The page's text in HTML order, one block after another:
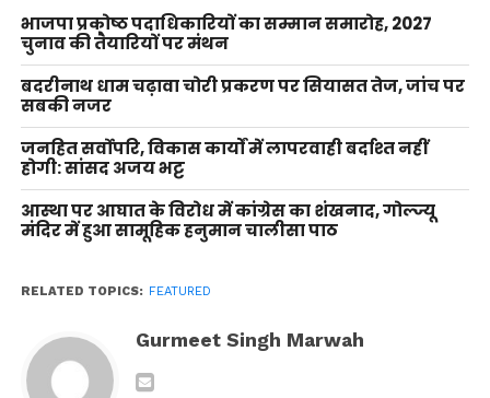
भाजपा प्रकोष्ठ पदाधिकारियों का सम्मान समारोह, 2027
चुनाव की तैयारियों पर मंथन
बदरीनाथ धाम चढ़ावा चोरी प्रकरण पर सियासत तेज, जांच पर
सबकी नजर
जनहित सर्वोपरि, विकास कार्यों में लापरवाही बर्दाश्त नहीं
होगी: सांसद अजय भट्ट
आस्था पर आघात के विरोध में कांग्रेस का शंखनाद, गोल्ज्यू
मंदिर में हुआ सामूहिक हनुमान चालीसा पाठ
RELATED TOPICS: FEATURED
Gurmeet Singh Marwah